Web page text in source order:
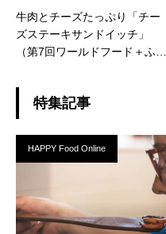
牛肉とチーズたっぷり「チー
ズステーキサンドイッチ」
（第7回ワールドフード＋ふれ
特集記事
HAPPY Food Online